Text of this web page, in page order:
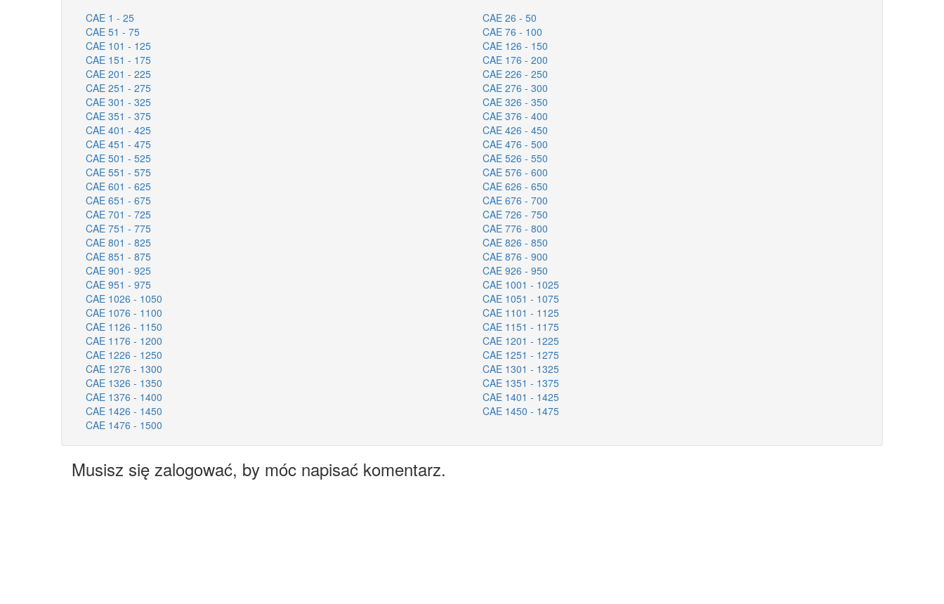
CAE 1 - 25
CAE 26 - 50
CAE 51 - 75
CAE 76 - 100
CAE 101 - 125
CAE 126 - 150
CAE 151 - 175
CAE 176 - 200
CAE 201 - 225
CAE 226 - 250
CAE 251 - 275
CAE 276 - 300
CAE 301 - 325
CAE 326 - 350
CAE 351 - 375
CAE 376 - 400
CAE 401 - 425
CAE 426 - 450
CAE 451 - 475
CAE 476 - 500
CAE 501 - 525
CAE 526 - 550
CAE 551 - 575
CAE 576 - 600
CAE 601 - 625
CAE 626 - 650
CAE 651 - 675
CAE 676 - 700
CAE 701 - 725
CAE 726 - 750
CAE 751 - 775
CAE 776 - 800
CAE 801 - 825
CAE 826 - 850
CAE 851 - 875
CAE 876 - 900
CAE 901 - 925
CAE 926 - 950
CAE 951 - 975
CAE 1001 - 1025
CAE 1026 - 1050
CAE 1051 - 1075
CAE 1076 - 1100
CAE 1101 - 1125
CAE 1126 - 1150
CAE 1151 - 1175
CAE 1176 - 1200
CAE 1201 - 1225
CAE 1226 - 1250
CAE 1251 - 1275
CAE 1276 - 1300
CAE 1301 - 1325
CAE 1326 - 1350
CAE 1351 - 1375
CAE 1376 - 1400
CAE 1401 - 1425
CAE 1426 - 1450
CAE 1450 - 1475
CAE 1476 - 1500
Musisz się zalogować, by móc napisać komentarz.